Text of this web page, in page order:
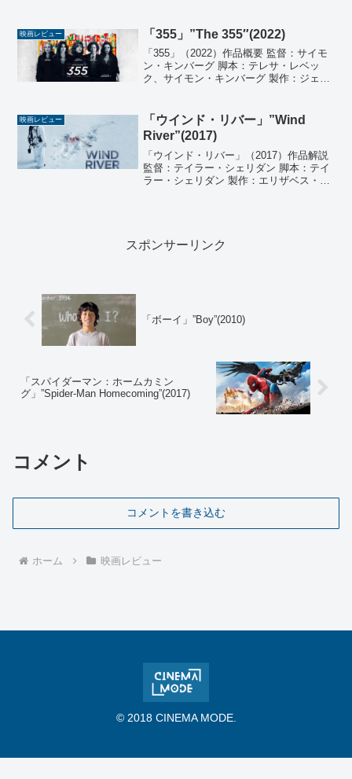
ラース・クヌーセン、ロバート・エガー
ス、アレクサン...
映画レビュー 「355」”The 355″(2022)
「355」（2022）作品概要 監督：サイモ
ン・キンバーグ 脚本：テレサ・レベッ
ク、サイモン・キンバーグ 製作：ジェシ
キーXL（トム・ホーケンバーグ） 撮影：
ティム・...
映画レビュー
「ウインド・リバー」”Wind
River”(2017)
「ウインド・リバー」（2017）作品解説
監督：テイラー・シェリダン 脚本：テイ
ラー・シェリダン 製作：エリザベス・
スポンサーリンク
「ボーイ」”Boy”(2010)
「スパイダーマン：ホームカミン
グ」”Spider-Man Homecoming”(2017)
コメント
コメントを書き込む
ホーム 映画レビュー
© 2018 CINEMA MODE.